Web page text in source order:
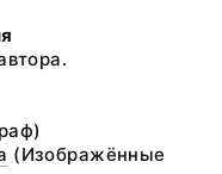
(Изображённые